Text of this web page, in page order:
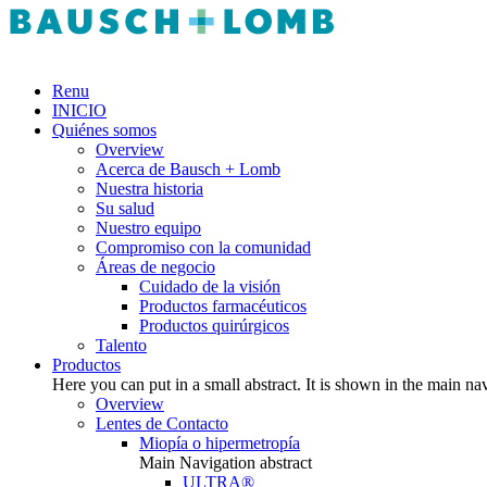
Renu
INICIO
Quiénes somos
Overview
Acerca de Bausch + Lomb
Nuestra historia
Su salud
Nuestro equipo
Compromiso con la comunidad
Áreas de negocio
Cuidado de la visión
Productos farmacéuticos
Productos quirúrgicos
Talento
Productos
Here you can put in a small abstract. It is shown in the main
Overview
Lentes de Contacto
Miopía o hipermetropía
Main Navigation abstract
ULTRA®